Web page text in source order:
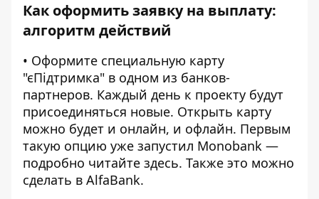
Как оформить заявку на выплату:
алгоритм действий
• Оформите специальную карту
"єПідтримка" в одном из банков-
партнеров. Каждый день к проекту будут
присоединяться новые. Открыть карту
можно будет и онлайн, и офлайн. Первым
такую опцию уже запустил Monobank —
подробно читайте здесь. Также это можно
сделать в AlfaBank.